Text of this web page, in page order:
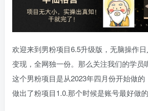
欢迎来到男粉项目6.5升级版，无脑操作
变现，全网独一份。那么关注我们的学员
这个男粉项目是从2023年四月份开始做的
做出了粉项目1.0.那个时候是账号最好做